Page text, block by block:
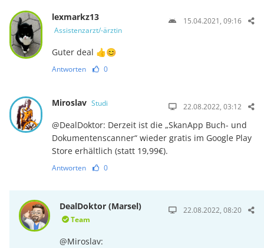
lexmarkz13
Assistenzarzt/-ärztin
15.04.2021, 09:16
Guter deal 👍😊
Antworten 0
Miroslav Studi 22.08.2022, 03:12
@DealDoktor: Derzeit ist die „SkanApp Buch- und
Dokumentenscanner“ wieder gratis im Google Play
Store erhältlich (statt 19,99€).
Antworten 0
DealDoktor (Marsel)
Team
22.08.2022, 08:20
@Miroslav: